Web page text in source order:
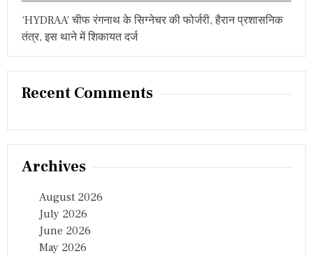
‘HYDRAA’ चीफ रंगनाथ के सिग्नेचर की फोर्जरी, हैरान प्रशासनिक
तंत्र, इस थाने में शिकायत दर्ज
Recent Comments
Archives
August 2026
July 2026
June 2026
May 2026